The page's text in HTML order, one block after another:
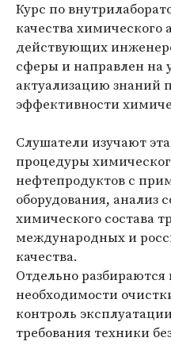
Курс по
качества химического
действующих
сферы и направлен на
актуализацию знаний
эффективности
Слушатели изучают
процедуры
нефтепродуктов с
оборудования, анализ
химического состава
международных и
качества.
Отдельно разбираются
необходимости
контроль
требования техники